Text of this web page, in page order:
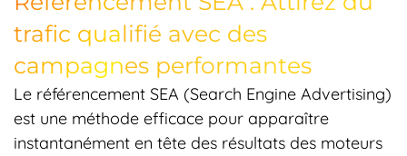
trafic qualifié avec des
campagnes performantes
Le référencement SEA (Search Engine Advertising)
est une méthode efficace pour apparaître
instantanément en tête des résultats des moteurs